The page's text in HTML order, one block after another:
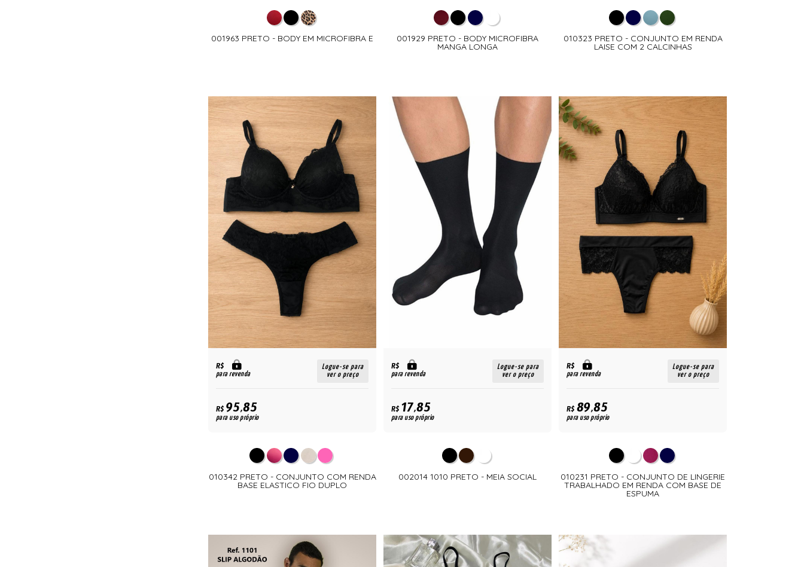
001963 PRETO - BODY EM MICROFIBRA E 001929 PRETO - BODY MICROFIBRA
MANGA LONGA
010323 PRETO - CONJUNTO EM RENDA
LAISE COM 2 CALCINHAS
R$
para revenda
Logue-se para
ver o preço
R$95,85
para uso próprio
010342 PRETO - CONJUNTO COM RENDA
BASE ELASTICO FIO DUPLO
R$
para revenda
Logue-se para
ver o preço
R$17,85
para uso próprio
002014 1010 PRETO - MEIA SOCIAL
R$
para revenda
Logue-se para
ver o preço
R$89,85
para uso próprio
010231 PRETO - CONJUNTO DE LINGERIE
TRABALHADO EM RENDA COM BASE DE
ESPUMA